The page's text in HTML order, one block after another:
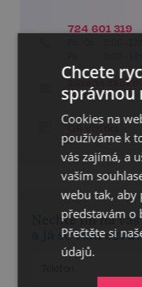
724 601 319
Napište nám!
QR vizitka
Nechte mi na
a já se vám ozvu!
Chcete
správnou
Cookies na
používáme k
vás zajímá, a
vaším
webu tak, aby
představám o
Přečtěte si
údajů.